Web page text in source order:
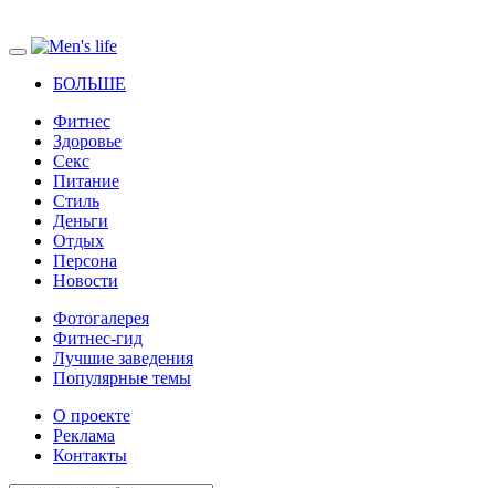
БОЛЬШЕ
Фитнес
Здоровье
Секс
Питание
Стиль
Деньги
Отдых
Персона
Новости
Фотогалерея
Фитнес-гид
Лучшие заведения
Популярные темы
О проекте
Реклама
Контакты